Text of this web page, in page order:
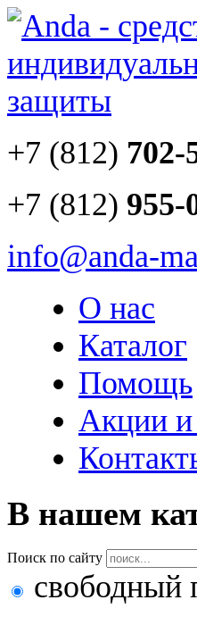
+7 (812) 702-
+7 (812) 955-
info@anda-
О нас
Каталог
Помощь
Акции
В нашем
Поиск по сайту
свободный